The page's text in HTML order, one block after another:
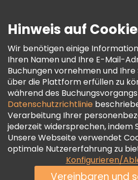
AGB Und Rechtliches
Cookie-Richtlinie
Freetour Auszeichnungen
Treueprogramm
Hinweis auf
Wir benötigen einige
Ihren Namen und Ihre E-Mail-
Buchungen vornehmen und
über die Plattform erfüllen zu
während des
Datenschutzrichtlinie
Verarbeitung Ihrer
jederzeit widersprechen, indem
Unsere Webseite verwendet
optimale Nutzererfahrung zu
Konfigurieren/
Vereinbaren und